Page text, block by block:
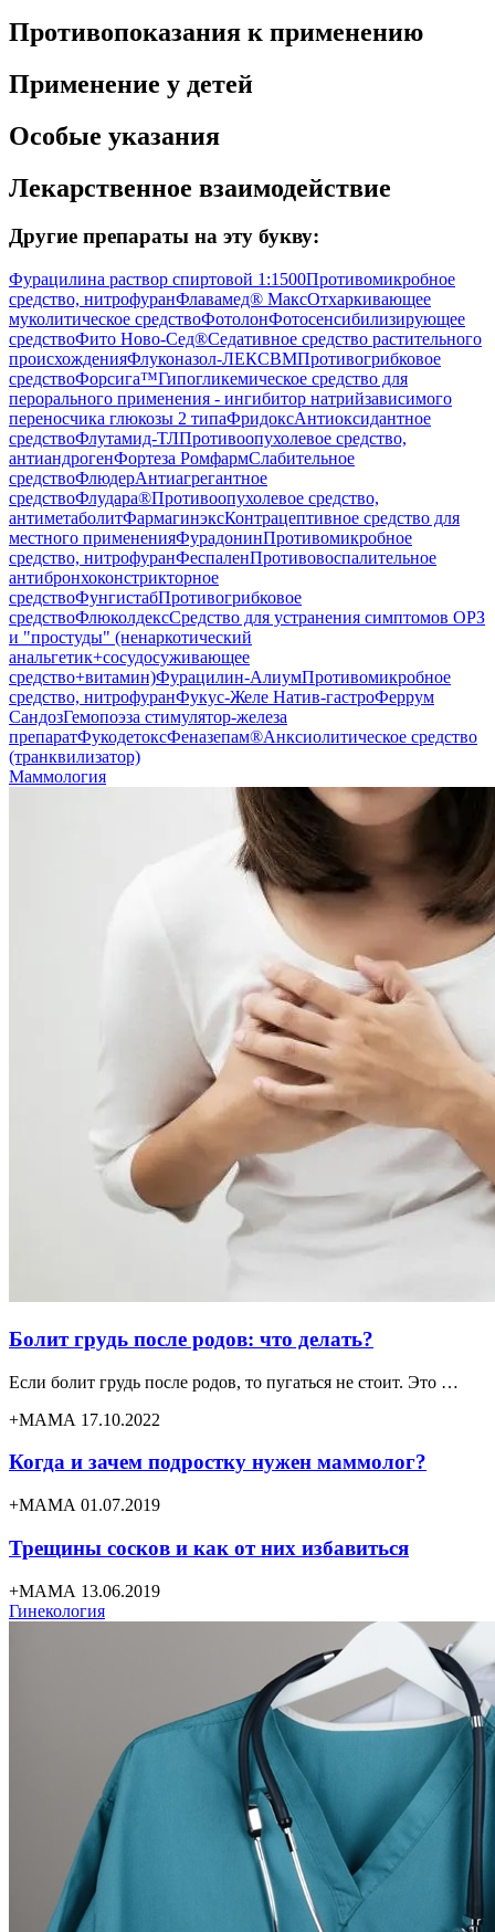
Противопоказания к применению
Применение у детей
Особые указания
Лекарственное взаимодействие
Другие препараты на эту букву:
Фурацилина раствор спиртовой 1:1500Противомикробное
средство, нитрофуранФлавамед® МаксОтхаркивающее
муколитическое средствоФотолонФотосенсибилизирующее
средствоФито Ново-Сед®Седативное средство растительного
происхожденияФлуконазол-ЛЕКСВМПротивогрибковое
средствоФорсига™Гипогликемическое средство для
перорального применения - ингибитор натрийзависимого
переносчика глюкозы 2 типаФридоксАнтиоксидантное
средствоФлутамид-ТЛПротивоопухолевое средство,
антиандрогенФортеза РомфармСлабительное
средствоФлюдерАнтиагрегантное
средствоФлудара®Противоопухолевое средство,
антиметаболитФармагинэксКонтрацептивное средство для
местного примененияФурадонинПротивомикробное
средство, нитрофуранФеспаленПротивовоспалительное
антибронхоконстрикторное
средствоФунгистабПротивогрибковое
средствоФлюколдексСредство для устранения симптомов ОРЗ
и "простуды" (ненаркотический
анальгетик+сосудосуживающее
средство+витамин)Фурацилин-АлиумПротивомикробное
средство, нитрофуранФукус-Желе Натив-гастроФеррум
СандозГемопоэза стимулятор-железа
препаратФукодетоксФеназепам®Анксиолитическое средство
(транквилизатор)
Маммология
Болит грудь после родов: что делать?
Если болит грудь после родов, то пугаться не стоит. Это …
+МАМА 17.10.2022
Когда и зачем подростку нужен маммолог?
+МАМА 01.07.2019
Трещины сосков и как от них избавиться
+МАМА 13.06.2019
Гинекология